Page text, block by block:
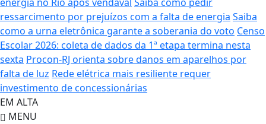
energia no Rio após vendaval Saiba como pedir
ressarcimento por prejuízos com a falta de energia Saiba
como a urna eletrônica garante a soberania do voto Censo
Escolar 2026: coleta de dados da 1ª etapa termina nesta
sexta Procon-RJ orienta sobre danos em aparelhos por
falta de luz Rede elétrica mais resiliente requer
investimento de concessionárias
EM ALTA
MENU